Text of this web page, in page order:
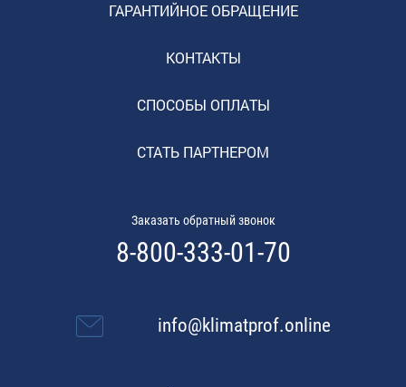
ГАРАНТИЙНОЕ ОБРАЩЕНИЕ
КОНТАКТЫ
СПОСОБЫ ОПЛАТЫ
СТАТЬ ПАРТНЕРОМ
Заказать обратный звонок
8-800-333-01-70
info@klimatprof.online